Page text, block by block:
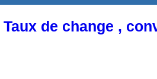
Taux de change ,